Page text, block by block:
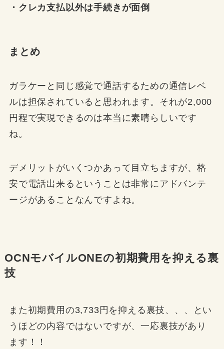
・クレカ支払以外は手続きが面倒
まとめ
ガラケーと同じ感覚で通話するための通信レベ
ルは担保されていると思われます。それが2,000
円程で実現できるのは本当に素晴らしいです
ね。
デメリットがいくつかあって目立ちますが、格
安で電話出来るということは非常にアドバンテ
ージがあることなんですよね。
OCNモバイルONEの初期費用を抑える裏
技
また初期費用の3,733円を抑える裏技、、、とい
うほどの内容ではないですが、一応裏技があり
ます！！